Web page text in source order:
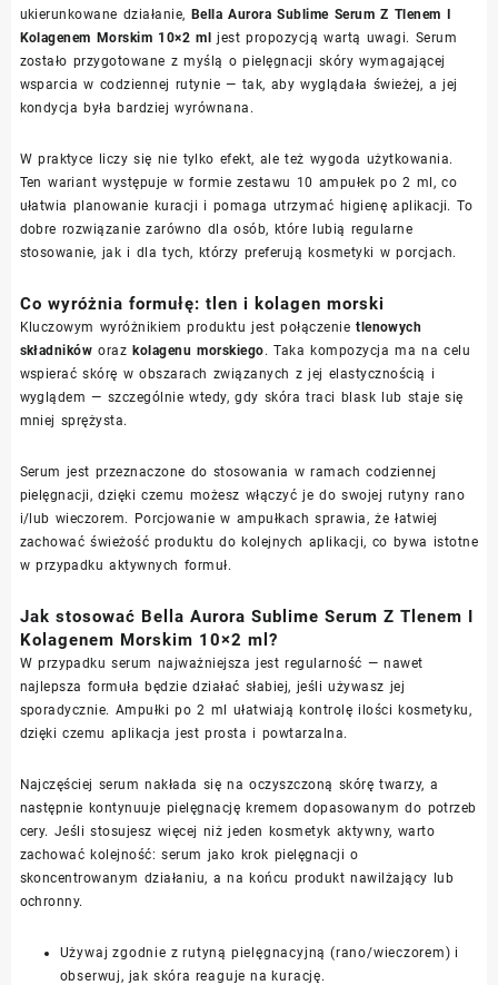
ukierunkowane działanie, Bella Aurora Sublime Serum Z Tlenem I
Kolagenem Morskim 10×2 ml jest propozycją wartą uwagi. Serum
zostało przygotowane z myślą o pielęgnacji skóry wymagającej
wsparcia w codziennej rutynie — tak, aby wyglądała świeżej, a jej
kondycja była bardziej wyrównana.
W praktyce liczy się nie tylko efekt, ale też wygoda użytkowania.
Ten wariant występuje w formie zestawu 10 ampułek po 2 ml, co
ułatwia planowanie kuracji i pomaga utrzymać higienę aplikacji. To
dobre rozwiązanie zarówno dla osób, które lubią regularne
stosowanie, jak i dla tych, którzy preferują kosmetyki w porcjach.
Co wyróżnia formułę: tlen i kolagen morski
Kluczowym wyróżnikiem produktu jest połączenietlenowych
składników orazkolagenu morskiego. Taka kompozycja ma na celu
wspierać skórę w obszarach związanych z jej elastycznością i
wyglądem — szczególnie wtedy, gdy skóra traci blask lub staje się
mniej sprężysta.
Serum jest przeznaczone do stosowania w ramach codziennej
pielęgnacji, dzięki czemu możesz włączyć je do swojej rutyny rano
i/lub wieczorem. Porcjowanie w ampułkach sprawia, że łatwiej
zachować świeżość produktu do kolejnych aplikacji, co bywa istotne
w przypadku aktywnych formuł.
Jak stosować Bella Aurora Sublime Serum Z Tlenem I
Kolagenem Morskim 10×2 ml?
W przypadku serum najważniejsza jest regularność — nawet
najlepsza formuła będzie działać słabiej, jeśli używasz jej
sporadycznie. Ampułki po 2 ml ułatwiają kontrolę ilości kosmetyku,
dzięki czemu aplikacja jest prosta i powtarzalna.
Najczęściej serum nakłada się na oczyszczoną skórę twarzy, a
następnie kontynuuje pielęgnację kremem dopasowanym do potrzeb
cery. Jeśli stosujesz więcej niż jeden kosmetyk aktywny, warto
zachować kolejność: serum jako krok pielęgnacji o
skoncentrowanym działaniu, a na końcu produkt nawilżający lub
ochronny.
Używaj zgodnie z rutyną pielęgnacyjną (rano/wieczorem) i
obserwuj, jak skóra reaguje na kurację.